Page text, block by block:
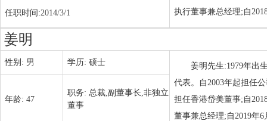
执行董事兼总经理;自
任职时间:2014/3/1
姜明
性别: 男 学历: 硕士
姜明先生:1979年出
代表。自2003年起担任
担任香港岱美董事;自
董事兼总经理;自2019年
年龄: 47
职务: 总裁,副董事长,非独立
董事